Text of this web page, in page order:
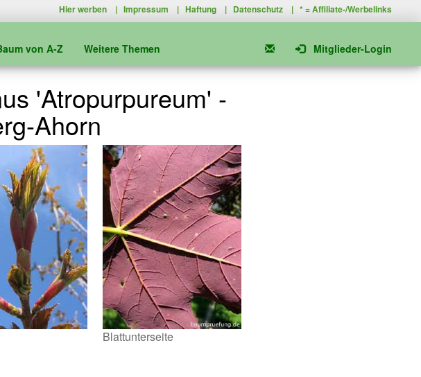
Hier werben |Impressum |Haftung | Datenschutz | * =Affiliate-/Werbelinks
von A-Z Weitere Themen Mitglieder-Login
'Atropurpureum' -
Ahorn
Blattunterseite